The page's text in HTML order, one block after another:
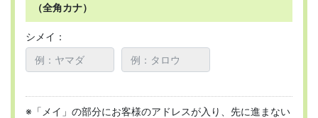
（全角カナ）
シメイ：
※「メイ」の部分にお客様のアドレスが入り、先に進まない